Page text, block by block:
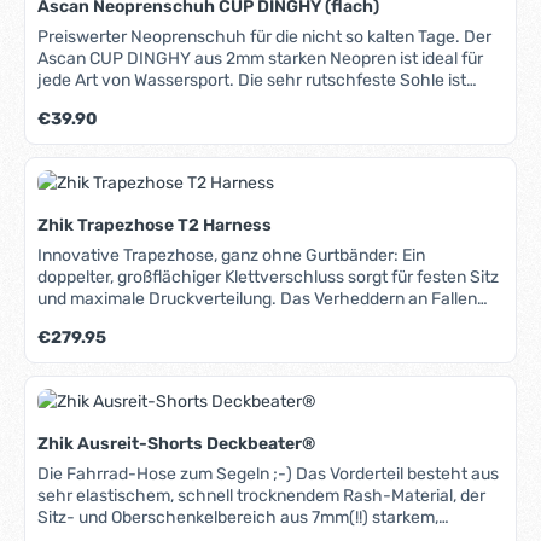
Schnellklemmen, geeignet für Süß- und Salzwasser.
Leistungsdaten Modell
TM66:SchaltstufeStromaufnahmeLeistungSchub112 A> 140
Watt6,8 kp216 A190 Watt9,1 kp320 A240 Watt10,9 kp432
Ascan Neoprenschuh CUP DINGHY (flach)
Preiswerter Neoprenschuh für die nicht so kalten Tage. Der
Ascan CUP DINGHY aus 2mm starken Neopren ist ideal für
jede Art von Wassersport. Die sehr rutschfeste Sohle ist
sicheren Stand auch auf nassen Oberflächen. Durch den
Klettverschluss am Spann sitzt der Schuh sicher am Fuß.
Der Vorderfuß verfügt über eine Gummibeschichtung,
sodass das Neopren nicht durch Ausreitgurte oder
ideal auch zum Kanufahren, Surfen, Standup-Paddeln u.v.m.
Regulärer Preis:
€39.90
Zhik Trapezhose T2 Harness
Innovative Trapezhose, ganz ohne Gurtbänder: Ein
doppelter, großflächiger Klettverschluss sorgt für festen Sitz
und maximale Druckverteilung. Das Verheddern an Fallen
"Windelschnitt" mit dehnbarer Neopren-Polsterung, dadurch
sehr komfortabel in jeder Position, • Brustgurt mit
praktischem Klickverschluss, • breite, gepolsterte
Schultergurte, • individuell einstellbares, großes
Kevlar®-Verstärkungen, • fest eingearbeitete, breite
Hakenplatte für flächige Lastverteilung, • sehr einfach und
schnell an- und ausziehbar. Die T2 Harness ist zur Zeit
wahrscheinlich eine der bequemsten Trapezhosen am
Regulärer Preis:
€279.95
Zhik Ausreit-Shorts Deckbeater®
Die Fahrrad-Hose zum Segeln ;-) Das Vorderteil besteht aus
sehr elastischem, schnell trocknendem Rash-Material, der
Sitz- und Oberschenkelbereich aus 7mm(!!) starkem,